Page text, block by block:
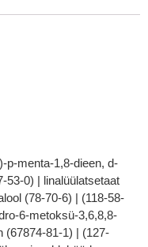
p-menta-1,8-dieen, d-
53-0) | linalüülatsetaat
(78-70-6) | (118-58-
6-metoksü-3,6,8,8-
(67874-81-1) | (127-